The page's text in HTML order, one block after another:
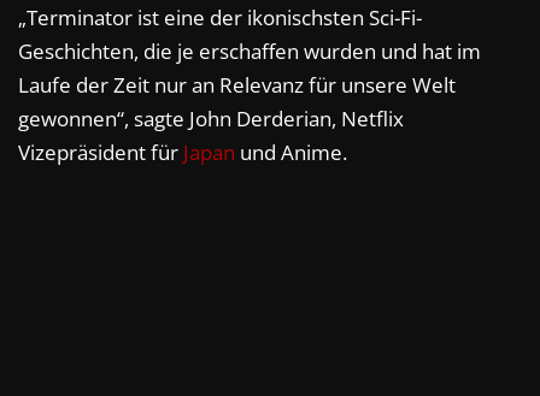
„Terminator ist eine der ikonischsten Sci-Fi-
Geschichten, die je erschaffen wurden und hat im
Laufe der Zeit nur an Relevanz für unsere Welt
gewonnen“, sagte John Derderian, Netflix
Vizepräsident für Japan und Anime.